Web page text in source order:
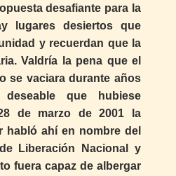
desafiante para la
lugares desiertos que
y recuerdan que la
Valdría la pena que el
se vaciara durante años
que hubiese
de marzo de 2001 la
habló ahí en nombre del
Liberación Nacional y
fuera capaz de albergar